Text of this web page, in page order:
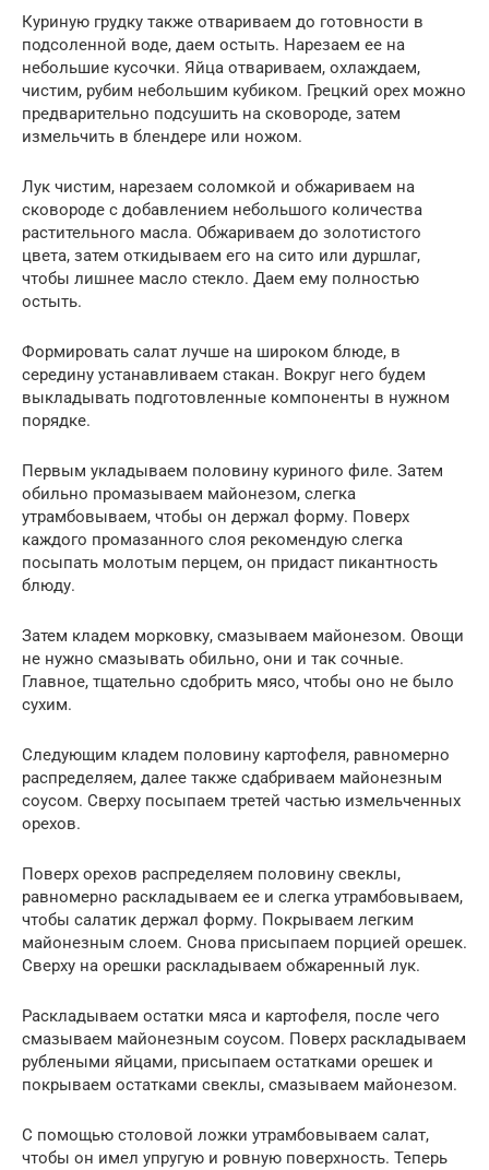
Куриную грудку также отвариваем до готовности в
подсоленной воде, даем остыть. Нарезаем ее на
небольшие кусочки. Яйца отвариваем, охлаждаем,
чистим, рубим небольшим кубиком. Грецкий орех можно
предварительно подсушить на сковороде, затем
измельчить в блендере или ножом.
Лук чистим, нарезаем соломкой и обжариваем на
сковороде с добавлением небольшого количества
растительного масла. Обжариваем до золотистого
цвета, затем откидываем его на сито или дуршлаг,
чтобы лишнее масло стекло. Даем ему полностью
остыть.
Формировать салат лучше на широком блюде, в
середину устанавливаем стакан. Вокруг него будем
выкладывать подготовленные компоненты в нужном
порядке.
Первым укладываем половину куриного филе. Затем
обильно промазываем майонезом, слегка
утрамбовываем, чтобы он держал форму. Поверх
каждого промазанного слоя рекомендую слегка
посыпать молотым перцем, он придаст пикантность
блюду.
Затем кладем морковку, смазываем майонезом. Овощи
не нужно смазывать обильно, они и так сочные.
Главное, тщательно сдобрить мясо, чтобы оно не было
сухим.
Следующим кладем половину картофеля, равномерно
распределяем, далее также сдабриваем майонезным
соусом. Сверху посыпаем третей частью измельченных
орехов.
Поверх орехов распределяем половину свеклы,
равномерно раскладываем ее и слегка утрамбовываем,
чтобы салатик держал форму. Покрываем легким
майонезным слоем. Снова присыпаем порцией орешек.
Сверху на орешки раскладываем обжаренный лук.
Раскладываем остатки мяса и картофеля, после чего
смазываем майонезным соусом. Поверх раскладываем
рублеными яйцами, присыпаем остатками орешек и
покрываем остатками свеклы, смазываем майонезом.
С помощью столовой ложки утрамбовываем салат,
чтобы он имел упругую и ровную поверхность. Теперь